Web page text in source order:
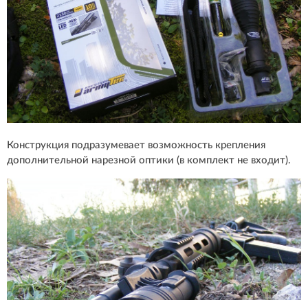
Конструкция подразумевает возможность крепления
дополнительной нарезной оптики (в комплект не входит).